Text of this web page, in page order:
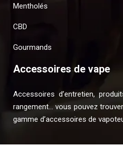
Mentholés
CBD
Gourmands
Accessoires de vape
Accessoires d’entretien,
rangement… vous pouvez
gamme d’accessoires de